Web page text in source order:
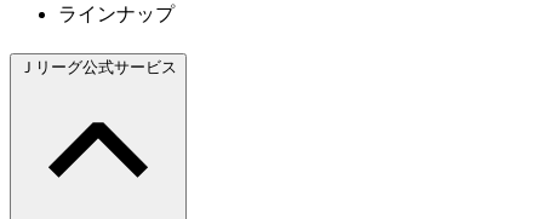
ラインナップ
Ｊリーグ公式サービス